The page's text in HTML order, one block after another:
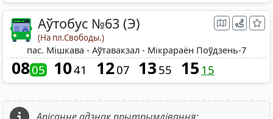
Аўтобус №63 (Э)
(На пл.Свободы.)
пас. Мішкава - Аўтавакзал - Мікрараён Поўдзень-7
0805 1041 1207 1355 15 15